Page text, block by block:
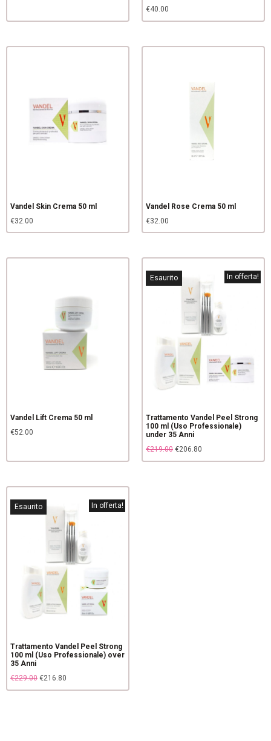
€40.00
Vandel Skin Crema 50 ml
€32.00
Vandel Rose Crema 50 ml
€32.00
Vandel Lift Crema 50 ml
€52.00
In offerta!
Esaurito
Trattamento Vandel Peel Strong
100 ml (Uso Professionale)
under 35 Anni
€219.00 €206.80
In offerta!
Esaurito
Trattamento Vandel Peel Strong
100 ml (Uso Professionale) over
35 Anni
€229.00 €216.80